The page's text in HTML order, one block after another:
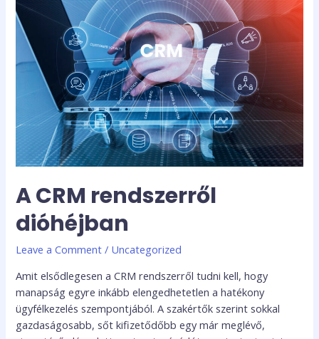
A CRM rendszerről
dióhéjban
Leave a Comment / Uncategorized
Amit elsődlegesen a CRM rendszerről tudni kell, hogy
manapság egyre inkább elengedhetetlen a hatékony
ügyfélkezelés szempontjából. A szakértők szerint sokkal
gazdaságosabb, sőt kifizetődőbb egy már meglévő,
dióhéjban